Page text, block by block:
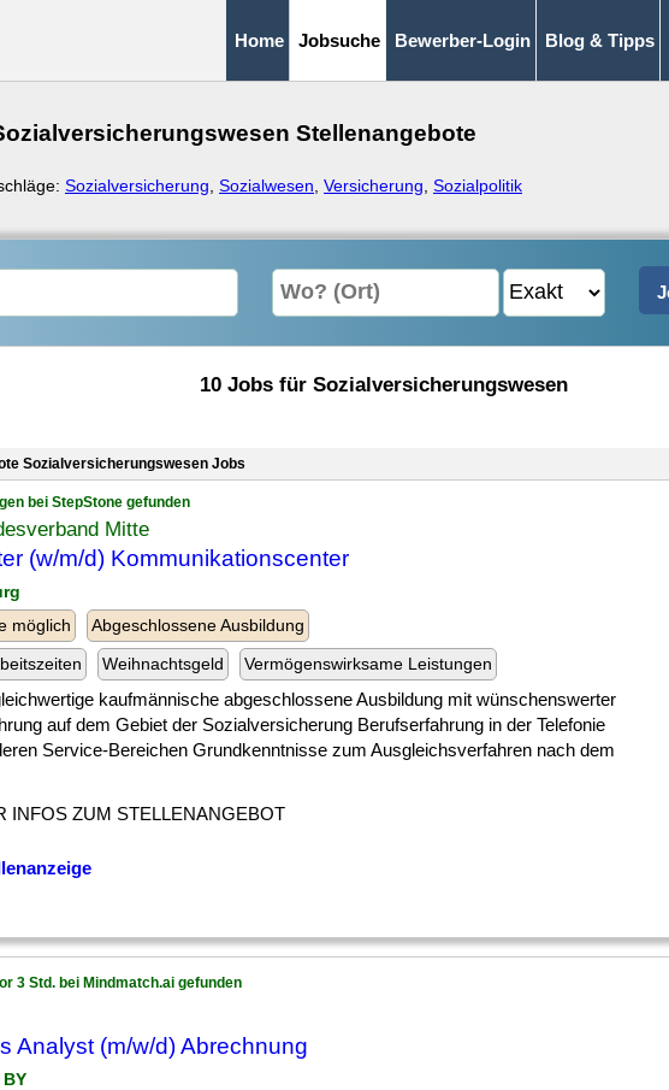
Home Jobsuche Bewerber-Login Blog & Tipps
Stellenangebote
Sozialversicherung Sozialwesen Versicherung Sozialpolitik
10 Jobs für Sozialversicherungswesen
Sozialversicherungswesen Jobs
bei StepStone gefunden
Mitte
(w/m/d) Kommunikationscenter
möglich
Abgeschlossene Ausbildung
Weihnachtsgeld Vermögenswirksame Leistungen
kaufmännische abgeschlossene Ausbildung mit wünschenswerter
auf dem Gebiet der Sozialversicherung Berufserfahrung in der Telefonie
Service-Bereichen Grundkenntnisse zum Ausgleichsverfahren nach dem
INFOS ZUM STELLENANGEBOT
3 Std. bei Mindmatch.ai gefunden
Analyst (m/w/d) Abrechnung
BY